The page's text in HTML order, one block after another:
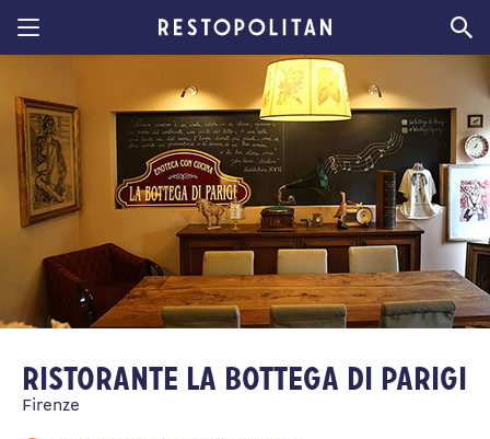
Restopolitan
Ristorante La Bottega di Parigi
Firenze